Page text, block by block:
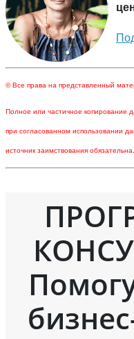
© Все права на представленный
Полное или частичное копирование
при согласованном использовании
источник заимствования обязательна.